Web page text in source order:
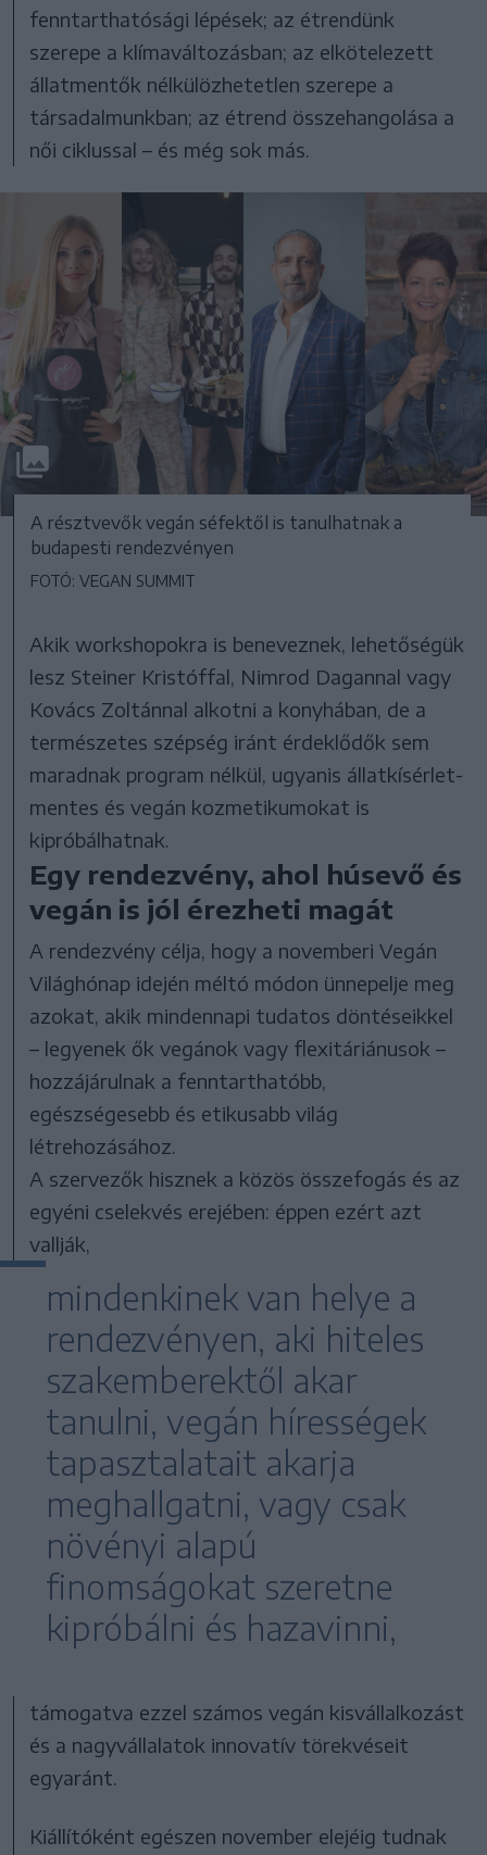
fenntarthatósági lépések; az étrendünk
szerepe a klímaváltozásban; az elkötelezett
állatmentők nélkülözhetetlen szerepe a
társadalmunkban; az étrend összehangolása a
női ciklussal – és még sok más.
A résztvevők vegán séfektől is tanulhatnak a
budapesti rendezvényen
FOTÓ: VEGAN SUMMIT
Akik workshopokra is beneveznek, lehetőségük
lesz Steiner Kristóffal, Nimrod Dagannal vagy
Kovács Zoltánnal alkotni a konyhában, de a
természetes szépség iránt érdeklődők sem
maradnak program nélkül, ugyanis állatkísérlet-
mentes és vegán kozmetikumokat is
kipróbálhatnak.
Egy rendezvény, ahol húsevő és
vegán is jól érezheti magát
A rendezvény célja, hogy a novemberi Vegán
Világhónap idején méltó módon ünnepelje meg
azokat, akik mindennapi tudatos döntéseikkel
– legyenek ők vegánok vagy flexitáriánusok –
hozzájárulnak a fenntarthatóbb,
egészségesebb és etikusabb világ
létrehozásához.
A szervezők hisznek a közös összefogás és az
egyéni cselekvés erejében: éppen ezért azt
vallják,
mindenkinek van helye a
rendezvényen, aki hiteles
szakemberektől akar
tanulni, vegán hírességek
tapasztalatait akarja
meghallgatni, vagy csak
növényi alapú
finomságokat szeretne
kipróbálni és hazavinni,
támogatva ezzel számos vegán kisvállalkozást
és a nagyvállalatok innovatív törekvéseit
egyaránt.
Kiállítóként egészen november elejéig tudnak